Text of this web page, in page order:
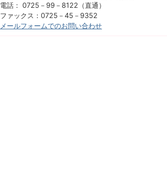
電話： 0725－99－8122（直通）
ファックス：0725－45－9352
メールフォームでのお問い合わせ